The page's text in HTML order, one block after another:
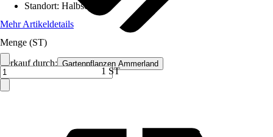
Verkauf durch: Gartenpflanzen Ammerland
Standort: Halbschatten
Mehr Artikeldetails
Menge (ST)
1 ST